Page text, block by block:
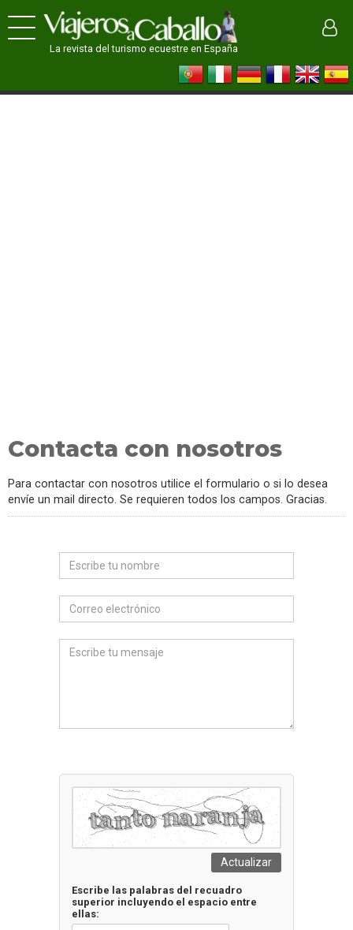
La revista del turismo ecuestre en España
Contacta con nosotros
Para contactar con nosotros utilice el formulario o si lo desea
envíe un mail directo. Se requieren todos los campos. Gracias.
Actualizar
Escribe las palabras del recuadro
superior incluyendo el espacio entre
ellas: